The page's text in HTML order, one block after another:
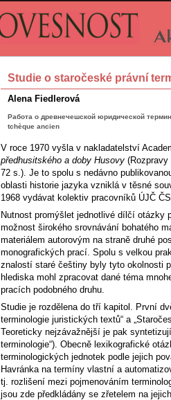
Studie o staročeské právní
Alena Fiedlerová
Работа о древнечешской юридической
tchèque ancien
V roce 1970 vyšla v nakladatelství
předhusitského a doby Husovy
72 s.). Je to spolu s nedávno
oblasti historie jazyka vzniklá v těsné
1968 vydávat kolektiv pracovníků ÚJČ
Nutnost promýšlet jednotlivé dílčí otázky
možnost širokého srovnávání bohatého
materiálem autorovým na straně druhé
monografických prací. Spolu s velkou
znalostí staré češtiny byly tyto okolnosti
hlediska mohl zpracovat dané téma
pracích podobného druhu.
Studie je rozdělena do tří kapitol. První
terminologie juristických textů“ a
Teoreticky nejzávažnější je pak
terminologie“). Obecně lexikografické
terminologických jednotek podle jejich
Havránka na termíny vlastní a
tj. rozlišení mezi pojmenováním
jsou zde předkládány se zřetelem na